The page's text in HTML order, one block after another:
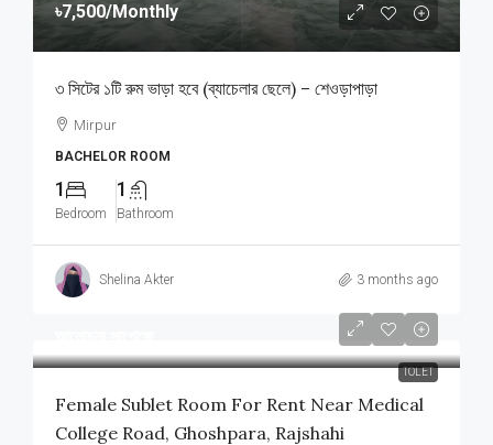
৳7,500/Monthly
৩ সিটের ১টি রুম ভাড়া হবে (ব্যাচেলার ছেলে) – শেওড়াপাড়া
Mirpur
BACHELOR ROOM
1
Bedroom
1
Bathroom
Shelina Akter 3 months ago
TOLET
Female Sublet Room For Rent Near Medical
College Road, Ghoshpara, Rajshahi